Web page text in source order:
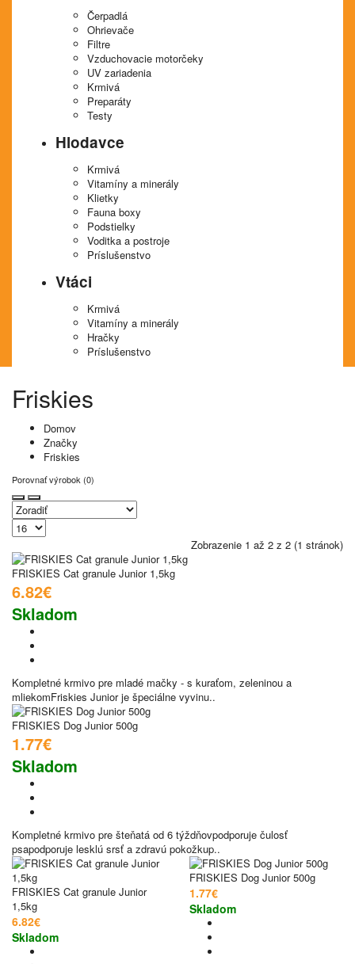
Čerpadlá
Ohrievače
Filtre
Vzduchovacie motorčeky
UV zariadenia
Krmivá
Preparáty
Testy
Hlodavce
Krmivá
Vitamíny a minerály
Klietky
Fauna boxy
Podstielky
Voditka a postroje
Príslušenstvo
Vtáci
Krmivá
Vitamíny a minerály
Hračky
Príslušenstvo
Friskies
Domov
Značky
Friskies
Porovnať výrobok (0)
Zobrazenie 1 až 2 z 2 (1 stránok)
FRISKIES Cat granule Junior 1,5kg
6.82€
Skladom
Kompletné krmivo pre mladé mačky - s kuraťom, zeleninou a
mliekomFriskies Junior je špeciálne vyvinu..
FRISKIES Dog Junior 500g
1.77€
Skladom
Kompletné krmivo pre šteňatá od 6 týždňovpodporuje čulosť
psapodporuje lesklú srsť a zdravú pokožkup..
FRISKIES Cat granule Junior
1,5kg
6.82€
Skladom
FRISKIES Dog Junior 500g
1.77€
Skladom